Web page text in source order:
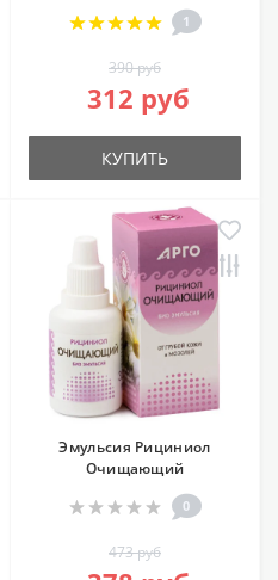
1
390 руб
312 руб
КУПИТЬ
Эмульсия Рициниол
Очищающий
0
473 руб